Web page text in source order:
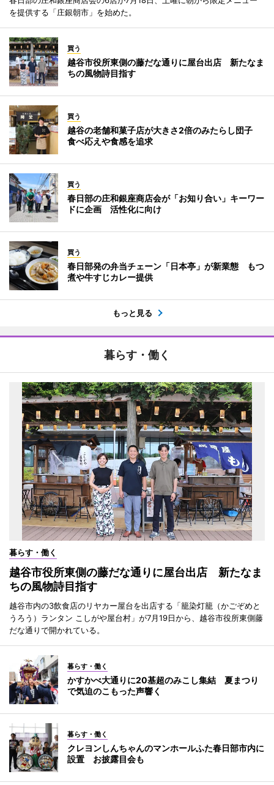
を提供する「庄銀朝市」を始めた。
買う
越谷市役所東側の藤だな通りに屋台出店 新たなま
ちの風物詩目指す
買う
越谷の老舗和菓子店が大きさ2倍のみたらし団子
食べ応えや食感を追求
買う
春日部の庄和銀座商店会が「お知り合い」キーワー
ドに企画 活性化に向け
買う
春日部発の弁当チェーン「日本亭」が新業態 もつ
煮や牛すじカレー提供
もっと見る
暮らす・働く
暮らす・働く
越谷市役所東側の藤だな通りに屋台出店 新たなま
ちの風物詩目指す
越谷市内の3飲食店のリヤカー屋台を出店する「籠染灯籠（かごぞめと
うろう）ランタン こしがや屋台村」が7月19日から、越谷市役所東側藤
だな通りで開かれている。
暮らす・働く
かすかべ大通りに20基超のみこし集結 夏まつり
で気迫のこもった声響く
暮らす・働く
クレヨンしんちゃんのマンホールふた春日部市内に
設置 お披露目会も